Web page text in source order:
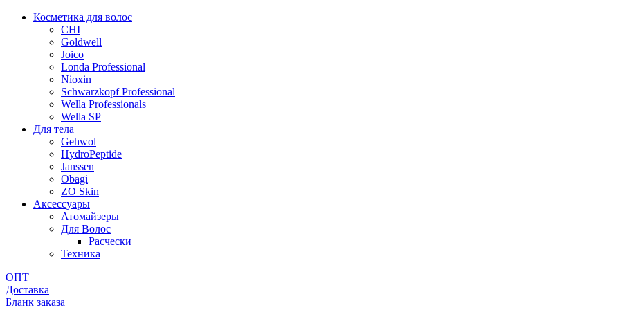
Косметика для волос
CHI
Goldwell
Joico
Londa Professional
Nioxin
Schwarzkopf Professional
Wella Professionals
Wella SP
Для тела
Gehwol
HydroPeptide
Janssen
Obagi
ZO Skin
Aксессуары
Атомайзеры
Для Волос
Расчески
Техника
ОПТ
Доставка
Бланк заказа